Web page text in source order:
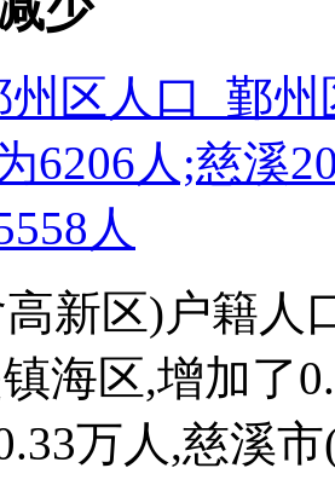
新区)户籍人
海区,增加了
万人,慈溪